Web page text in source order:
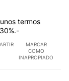
termos
MARCAR
COMO
INAPROPIADO